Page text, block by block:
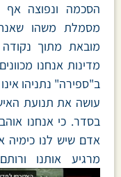
הסכמה ונפוצה אף
מסמלת משהו
מובאת מתוך
מדינות אנחנו
ב"ספירה" נתניהו
עושה את תנועת
בסדר. כי אנחנו
אדם שיש לנו כימיה
מרגיע אותנו